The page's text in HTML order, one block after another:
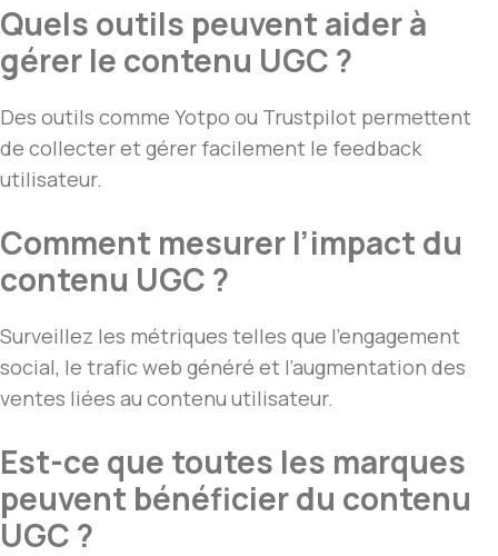
Quels outils peuvent aider à
gérer le contenu UGC ?
Des outils comme Yotpo ou Trustpilot permettent
de collecter et gérer facilement le feedback
utilisateur.
Comment mesurer l’impact du
contenu UGC ?
Surveillez les métriques telles que l’engagement
social, le trafic web généré et l’augmentation des
ventes liées au contenu utilisateur.
Est-ce que toutes les marques
peuvent bénéficier du contenu
UGC ?